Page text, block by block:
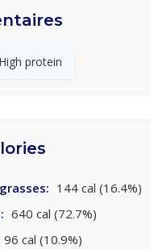
High protein
144 cal (16.4%)
640 cal (72.7%)
96 cal (10.9%)